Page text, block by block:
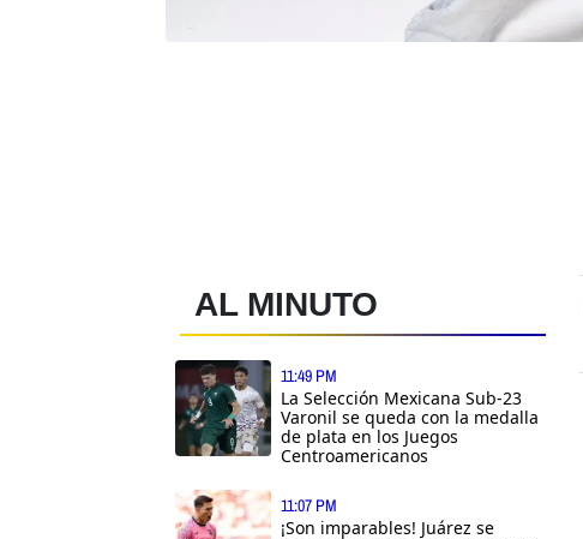
AL MINUTO
11:49 PM
La Selección Mexicana Sub-23
Varonil se queda con la medalla
de plata en los Juegos
Centroamericanos
11:07 PM
¡Son imparables! Juárez se